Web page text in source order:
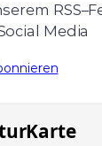
Media